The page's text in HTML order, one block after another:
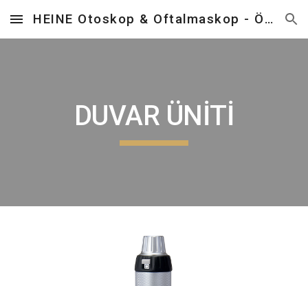
Skip to main content Skip to navigation
HEINE Otoskop & Oftalmaskop - Önder Tıbbi Cihazlar
DUVAR ÜNİTİ